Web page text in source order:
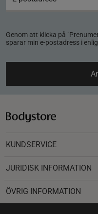
Genom att klicka på
sparar min e-postadress i
KUNDSERVICE
JURIDISK INFORMATION
ÖVRIG INFORMATION